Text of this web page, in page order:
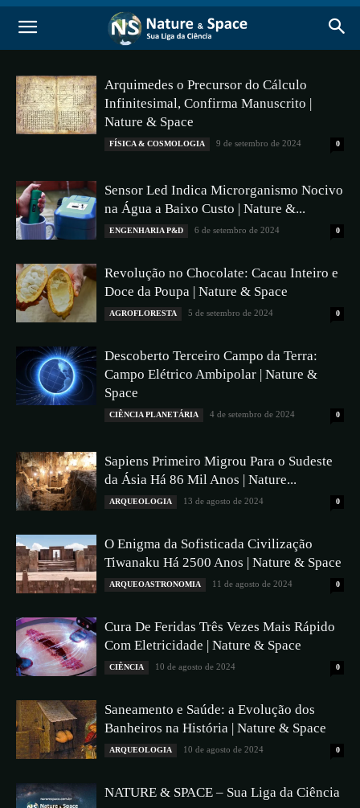
Arquimedes o Precursor do Cálculo
Infinitesimal, Confirma Manuscrito |
Nature & Space
FÍSICA & COSMOLOGIA 9 de setembro de 2024 0
Sensor Led Indica Microrganismo Nocivo
na Água a Baixo Custo | Nature &...
ENGENHARIA P&D 6 de setembro de 2024 0
Revolução no Chocolate: Cacau Inteiro e
Doce da Poupa | Nature & Space
AGROFLORESTA 5 de setembro de 2024 0
Descoberto Terceiro Campo da Terra:
Campo Elétrico Ambipolar | Nature &
Space
CIÊNCIA PLANETÁRIA 4 de setembro de 2024 0
Sapiens Primeiro Migrou Para o Sudeste
da Ásia Há 86 Mil Anos | Nature...
ARQUEOLOGIA 13 de agosto de 2024 0
O Enigma da Sofisticada Civilização
Tiwanaku Há 2500 Anos | Nature & Space
ARQUEOASTRONOMIA 11 de agosto de 2024 0
Cura De Feridas Três Vezes Mais Rápido
Com Eletricidade | Nature & Space
CIÊNCIA 10 de agosto de 2024 0
Saneamento e Saúde: a Evolução dos
Banheiros na História | Nature & Space
ARQUEOLOGIA 10 de agosto de 2024 0
NATURE & SPACE – Sua Liga da Ciência